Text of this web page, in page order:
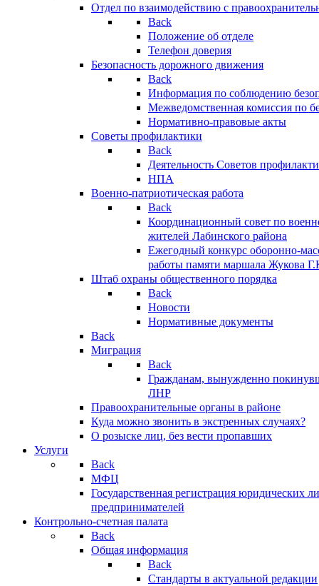
Отдел по взаимодействию с
Back
Положение об отделе
Телефон доверия
Безопасность дорожного движения
Back
Информация по соблюдению
Межведомственная комиссия по
Нормативно-правовые акты
Советы профилактики
Back
Деятельность Советов
НПА
Военно-патриотическая работа
Back
Координационный совет по
жителей Лабинского района
Ежегодный конкурс оборонно-
работы памяти маршала Жукова
Штаб охраны общественного порядка
Back
Новости
Нормативные документы
Back
Миграция
Back
Гражданам, вынужденно
ЛНР
Правоохранительные органы в районе
Куда можно звонить в экстренных случаях?
О розыске лиц, без вести пропавших
Услуги
Back
МФЦ
Государственная регистрация юридических
предпринимателей
Контрольно-счетная палата
Back
Общая информация
Back
Стандарты в актуальной редакции